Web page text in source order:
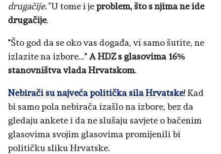
drugačije."U tome i jeproblem, što s njima ne ide
drugačije.
"Što god da se oko vas događa, vi samo šutite, ne
izlazite na izbore..." A HDZ s glasovima 16%
stanovništva vlada Hrvatskom.
Nebirači su najveća politička sila Hrvatske! Kad
bi samo pola nebirača izašlo na izbore, bez da
gledaju ankete i da ne slušaju savjete o bačenim
glasovima svojim glasovima promijenili bi
političku sliku Hrvatske.